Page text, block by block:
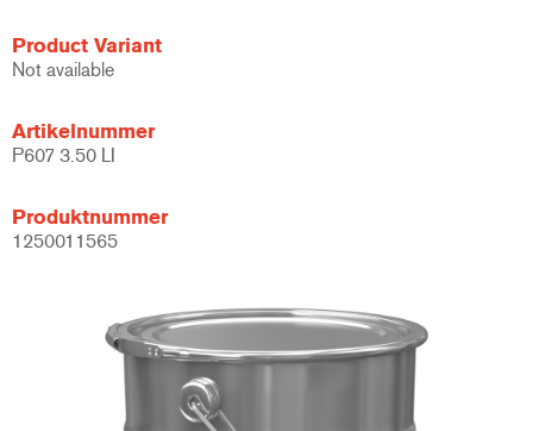
Product Variant
Not available
Artikelnummer
P607 3.50 LI
Produktnummer
1250011565